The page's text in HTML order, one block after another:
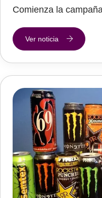
Comienza la
Ver noticia